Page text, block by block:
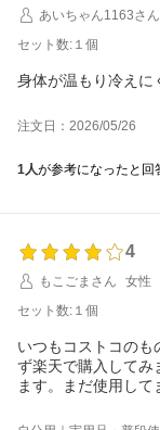
あいちゃん1163さん
セット数:１個
身体が温もり冷えに
注文日：2026/05/26
1人が参考になったと回
4
もこごまさん
女性
セット数:１個
いつもコストコのも
ず楽天で購入してみ
ます。まだ使用して